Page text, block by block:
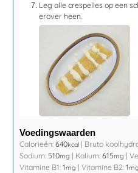
Leg alle crespelles op een
erover heen.
Voedingswaarden
Calorieën:640kcal | Bruto
Sodium: 510mg | Kalium:615mg |
Vitamine B1:1mg |Vitamine B2:1mg